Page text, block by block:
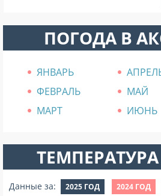
ПОГОДА В
ЯНВАРЬ
ФЕВРАЛЬ
МАЙ
МАРТ
ИЮНЬ
Данные за: 2025 ГОД 2024 ГОД